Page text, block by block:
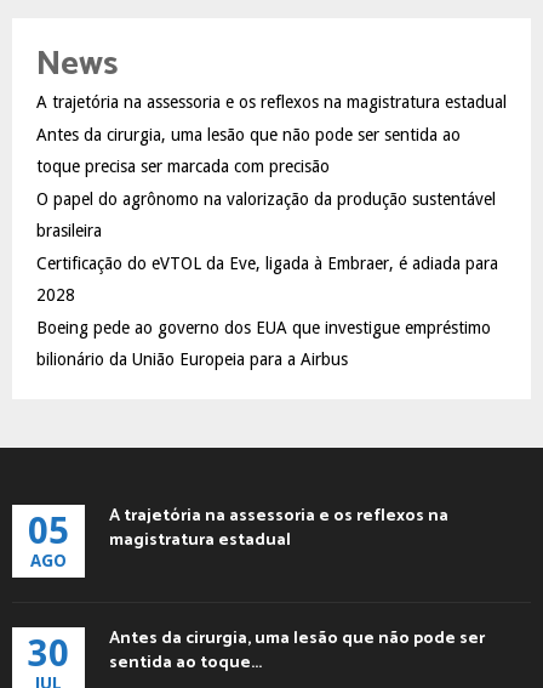
h
o
r
:
A
C
News
A trajetória na assessoria e os reflexos na magistratura estadual
Antes da cirurgia, uma lesão que não pode ser sentida ao
toque precisa ser marcada com precisão
O papel do agrônomo na valorização da produção sustentável
brasileira
Certificação do eVTOL da Eve, ligada à Embraer, é adiada para
2028
Boeing pede ao governo dos EUA que investigue empréstimo
bilionário da União Europeia para a Airbus
05
AGO
A trajetória na assessoria e os reflexos na
magistratura estadual
30
JUL
Antes da cirurgia, uma lesão que não pode ser
sentida ao toque...